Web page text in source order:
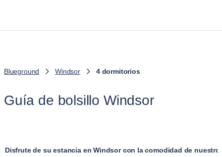
Blueground Windsor 4 dormitorios
Guía de bolsillo Windsor
Disfrute de su estancia en Windsor con la comodidad de